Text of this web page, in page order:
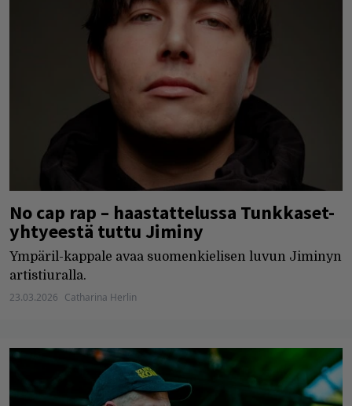
No cap rap – haastattelussa Tunkkaset-
yhtyeestä tuttu Jiminy
Ympäril-kappale avaa suomenkielisen luvun Jiminyn
artistiuralla.
23.03.2026 Catharina Herlin